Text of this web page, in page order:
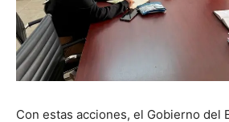
Con estas acciones, el Gobierno del